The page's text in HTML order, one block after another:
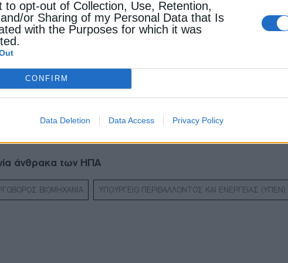
to opt-out of Collection, Use, Retention,
or Sharing of my Personal Data that Is
with the Purposes for which it was
CONFIRM
Data Deletion Data Access Privacy Policy
το γεγονός ότι αναφερόμαστε σε μεγάλες ενεργοβόρες
στήριξης της βιομηχανίας
έως το 2032 για βιομηχανία και logistics
άνθρακα των ΗΠΑ
ΒΙΟΜΗΧΑΝΙΑ ΥΠΟΥΡΓΕΙΟ ΠΕΡΙΒΑΛΛΟΝΤΟΣ ΚΑΙ ΕΝΕΡΓΕΙΑΣ (ΥΠΕΝ)